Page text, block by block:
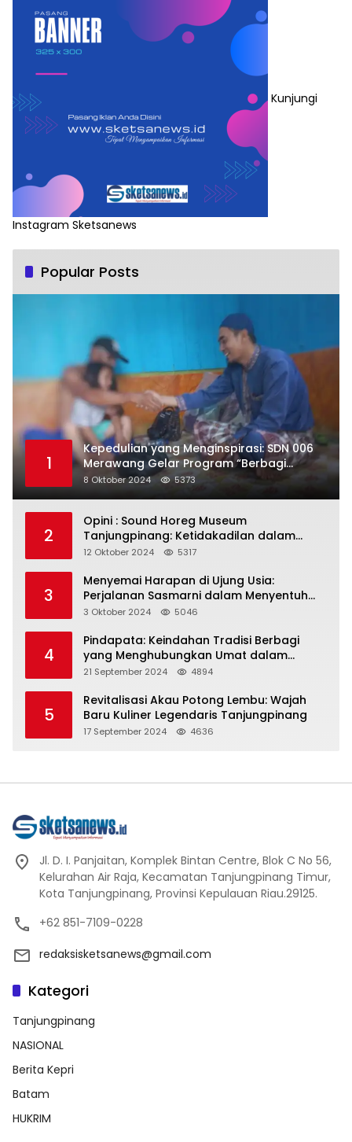
Kunjungi
Instagram Sketsanews
Popular Posts
1
Kepedulian yang Menginspirasi: SDN 006
Merawang Gelar Program “Berbagi
Segenggam Beras”
8 Oktober 2024 5373
2
Opini : Sound Horeg Museum
Tanjungpinang: Ketidakadilan dalam
Representasi
12 Oktober 2024 5317
3
Menyemai Harapan di Ujung Usia:
Perjalanan Sasmarni dalam Menyentuh
Hati dan Jiwa
3 Oktober 2024 5046
4
Pindapata: Keindahan Tradisi Berbagi
yang Menghubungkan Umat dalam
Spiritualitas dan Kebersamaan dalam
21 September 2024 4894
5
Revitalisasi Akau Potong Lembu: Wajah
Baru Kuliner Legendaris Tanjungpinang
17 September 2024 4636
Jl. D. I. Panjaitan, Komplek Bintan Centre, Blok C No 56,
Kelurahan Air Raja, Kecamatan Tanjungpinang Timur,
Kota Tanjungpinang, Provinsi Kepulauan Riau.29125.
+62 851-7109-0228
redaksisketsanews@gmail.com
Kategori
Tanjungpinang
NASIONAL
Berita Kepri
Batam
HUKRIM